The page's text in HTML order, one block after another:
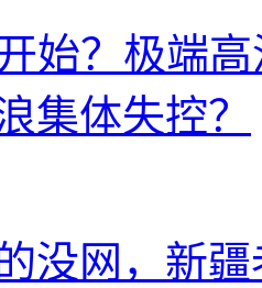
始？极端
集体失控？
没网，新